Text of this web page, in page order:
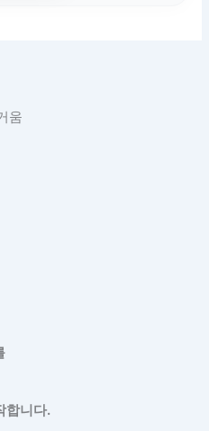
움
합니다.